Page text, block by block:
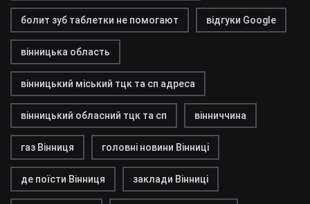
болит зуб таблетки не помогают відгуки Google
вінницька область
вінницький міський тцк та сп адреса
вінницький обласний тцк та сп вінниччина
газ Вінниця головні новини Вінниці
де поїсти Вінниця заклади Вінниці